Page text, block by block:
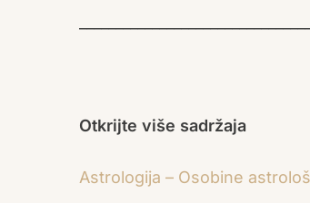
Otkrijte više sadržaja
Astrologija – Osobine